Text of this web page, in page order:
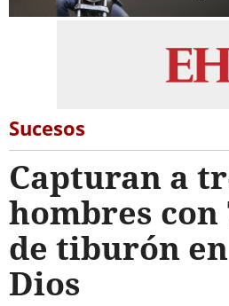
Sucesos
Capturan a
hombres con
de tiburón
Dios